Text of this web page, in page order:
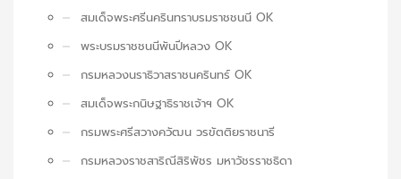
สมเด็จพระศรีนครินทราบรมราชชนนี OK
พระบรมราชชนนีพันปีหลวง OK
กรมหลวงนราธิวาสราชนครินทร์ OK
สมเด็จพระกนิษฐาธิราชเจ้าฯ OK
กรมพระศรีสวางควัฒน วรขัตติยราชนารี
กรมหลวงราชสาริณีสิริพัชร มหาวัชรราชธิดา